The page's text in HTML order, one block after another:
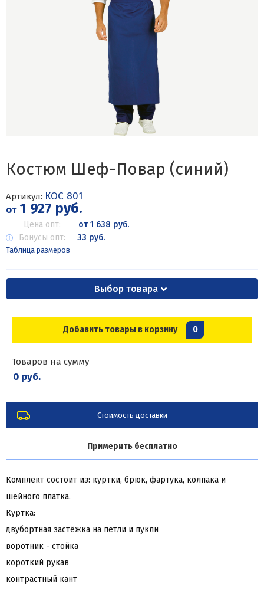
Костюм Шеф-Повар (синий)
Артикул: КОС 801
от1 927 руб.
Цена опт:
от 1 638 руб.
Бонусы опт:
33 руб.
Таблица размеров
Выбор товара
Добавить товары в корзину 0
Товаров на сумму
0 руб.
Стоимость доставки
Примерить бесплатно
Комплект состоит из: куртки, брюк, фартука, колпака и
шейного платка.
Куртка:
двубортная застёжка на петли и пукли
воротник - стойка
короткий рукав
контрастный кант